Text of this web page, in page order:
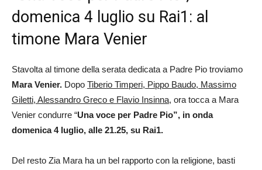
domenica 4 luglio su Rai1: al
timone Mara Venier
Stavolta al timone della serata dedicata a Padre Pio troviamo
Mara Venier. Dopo Tiberio Timperi, Pippo Baudo, Massimo
Giletti, Alessandro Greco e Flavio Insinna, ora tocca a Mara
Venier condurre “Una voce per Padre Pio”, in onda
domenica 4 luglio, alle 21.25, su Rai1.
Del resto Zia Mara ha un bel rapporto con la religione, basti